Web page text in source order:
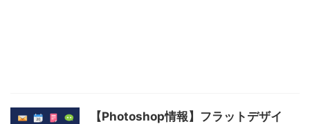
【Photoshop情報】フラットデザイ